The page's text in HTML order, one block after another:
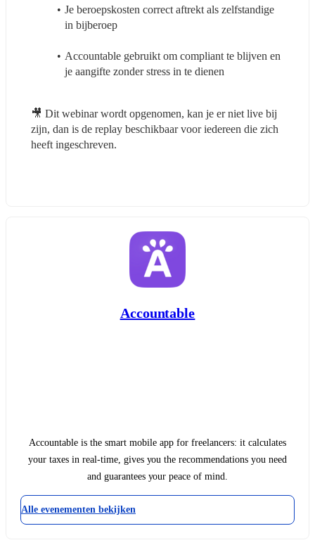
Je beroepskosten correct aftrekt als zelfstandige
in bijberoep
Accountable gebruikt om compliant te blijven en
je aangifte zonder stress in te dienen
🎥 Dit webinar wordt opgenomen, kan je er niet live bij
zijn, dan is de replay beschikbaar voor iedereen die zich
heeft ingeschreven.
Accountable
Accountable is the smart mobile app for freelancers: it calculates
your taxes in real-time, gives you the recommendations you need
and guarantees your peace of mind.
Alle evenementen bekijken